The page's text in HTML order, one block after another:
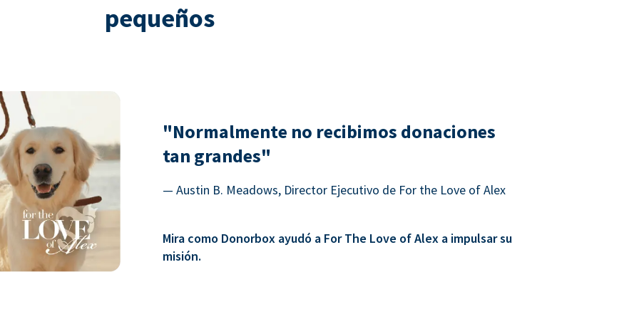
pequeños
"Normalmente no recibimos donaciones
tan grandes"
— Austin B. Meadows, Director Ejecutivo de For the Love of Alex
Mira como Donorbox ayudó a For The Love of Alex a impulsar su
misión.